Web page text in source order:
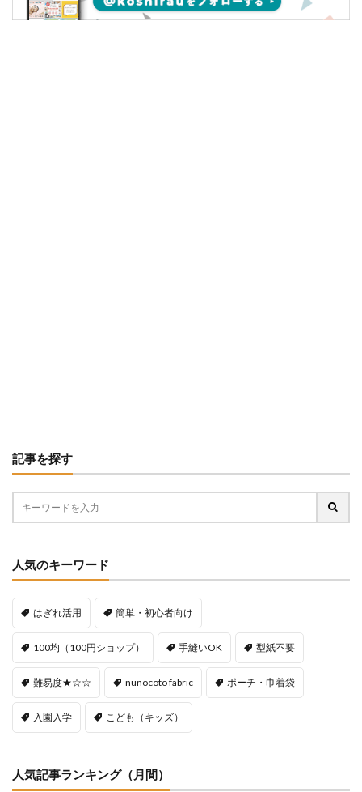
記事を探す
人気のキーワード
はぎれ活用 簡単・初心者向け
100均（100円ショップ） 手縫いOK 型紙不要
難易度★☆☆ nunocoto fabric ポーチ・巾着袋
入園入学 こども（キッズ）
人気記事ランキング（月間）